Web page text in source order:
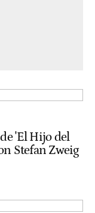
'El Hijo del
Stefan Zweig